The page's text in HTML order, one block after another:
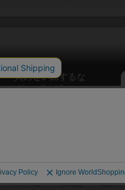
人のせいにするな
Hitono Seini Suruna
！！」 やった覚えのないミスや罪